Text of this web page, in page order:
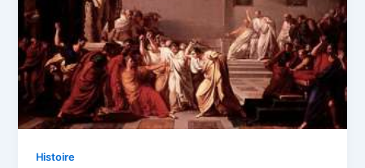
Histoire